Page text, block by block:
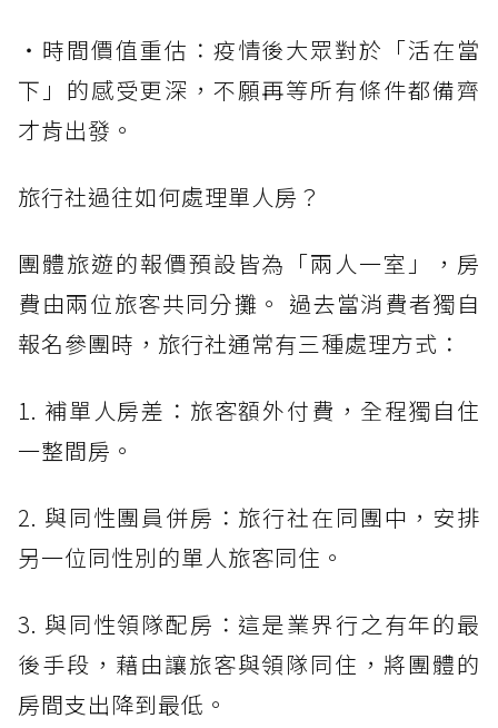
・時間價值重估：疫情後大眾對於「活在當
下」的感受更深，不願再等所有條件都備齊
才肯出發。
旅行社過往如何處理單人房？
團體旅遊的報價預設皆為「兩人一室」，房
費由兩位旅客共同分攤。 過去當消費者獨自
報名參團時，旅行社通常有三種處理方式：
1. 補單人房差：旅客額外付費，全程獨自住
一整間房。
2. 與同性團員併房：旅行社在同團中，安排
另一位同性別的單人旅客同住。
3. 與同性領隊配房：這是業界行之有年的最
後手段，藉由讓旅客與領隊同住，將團體的
房間支出降到最低。